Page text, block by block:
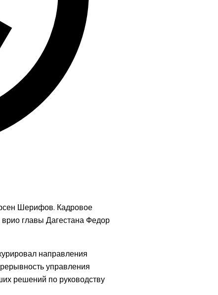
Шерифов. Кадровое
главы Дагестана Федор
направления
управления
решений по руководству